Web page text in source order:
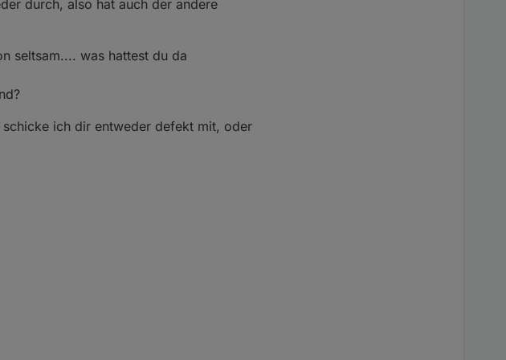
durch, also hat auch der andere
seltsam.... was hattest du da
ich dir entweder defekt mit, oder